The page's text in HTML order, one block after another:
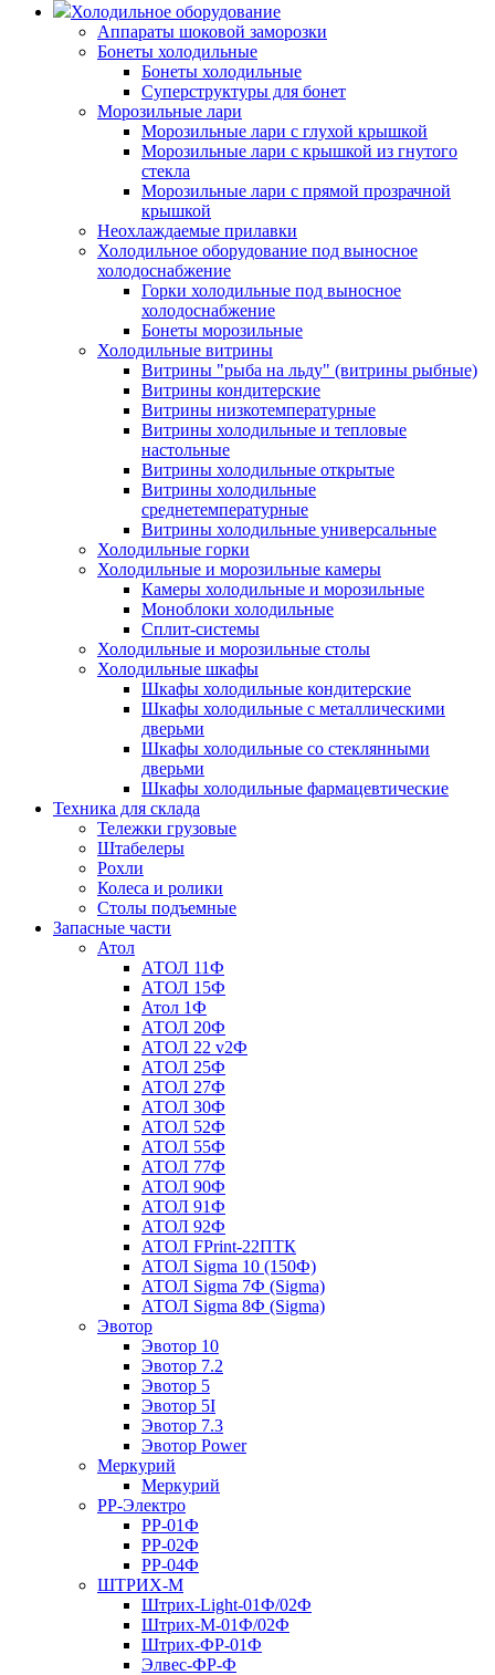
Холодильное оборудование
Аппараты шоковой заморозки
Бонеты холодильные
Бонеты холодильные
Суперструктуры для бонет
Морозильные лари
Морозильные лари с глухой крышкой
Морозильные лари с крышкой из гнутого
стекла
Морозильные лари с прямой прозрачной
крышкой
Неохлаждаемые прилавки
Холодильное оборудование под выносное
холодоснабжение
Горки холодильные под выносное
холодоснабжение
Бонеты морозильные
Холодильные витрины
Витрины "рыба на льду" (витрины рыбные)
Витрины кондитерские
Витрины низкотемпературные
Витрины холодильные и тепловые
настольные
Витрины холодильные открытые
Витрины холодильные
среднетемпературные
Витрины холодильные универсальные
Холодильные горки
Холодильные и морозильные камеры
Камеры холодильные и морозильные
Моноблоки холодильные
Сплит-системы
Холодильные и морозильные столы
Холодильные шкафы
Шкафы холодильные кондитерские
Шкафы холодильные с металлическими
дверьми
Шкафы холодильные со стеклянными
дверьми
Шкафы холодильные фармацевтические
Техника для склада
Тележки грузовые
Штабелеры
Рохли
Колеса и ролики
Столы подъемные
Запасные части
Атол
АТОЛ 11Ф
АТОЛ 15Ф
Атол 1Ф
АТОЛ 20Ф
АТОЛ 22 v2Ф
АТОЛ 25Ф
АТОЛ 27Ф
АТОЛ 30Ф
АТОЛ 52Ф
АТОЛ 55Ф
АТОЛ 77Ф
АТОЛ 90Ф
АТОЛ 91Ф
АТОЛ 92Ф
АТОЛ FPrint-22ПТК
АТОЛ Sigma 10 (150Ф)
АТОЛ Sigma 7Ф (Sigma)
АТОЛ Sigma 8Ф (Sigma)
Эвотор
Эвотор 10
Эвотор 7.2
Эвотор 5
Эвотор 5I
Эвотор 7.3
Эвотор Power
Меркурий
Меркурий
РР-Электро
РР-01Ф
РР-02Ф
РР-04Ф
ШТРИХ-М
Штрих-Light-01Ф/02Ф
Штрих-М-01Ф/02Ф
Штрих-ФР-01Ф
Элвес-ФР-Ф